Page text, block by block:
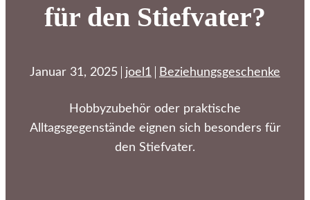
für den Stiefvater?
Januar 31, 2025 joel1 Beziehungsgeschenke
Hobbyzubehör oder praktische
Alltagsgegenstände eignen sich besonders für
den Stiefvater.